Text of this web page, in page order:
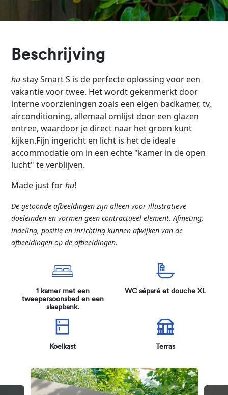
Beschrijving
hustay Smart S is de perfecte oplossing voor een
vakantie voor twee. Het wordt gekenmerkt door
interne voorzieningen zoals een eigen badkamer, tv,
airconditioning, allemaal omlijst door een glazen
entree, waardoor je direct naar het groen kunt
kijken.Fijn ingericht en licht is het de ideale
accommodatie om in een echte "kamer in de open
lucht" te verblijven.
Made just forhu!
De getoonde afbeeldingen zijn alleen voor illustratieve
doeleinden en vormen geen contractueel element. Afmeting,
indeling, positie en inrichting kunnen afwijken van de
afbeeldingen op de afbeeldingen.
1 kamer met een
tweepersoonsbed en een
slaapbank.
WC séparé et douche XL
Koelkast Terras